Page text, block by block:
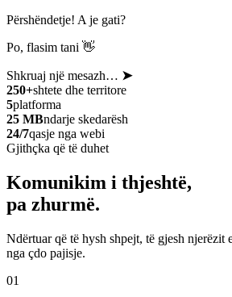
Përshëndetje! A je gati?
Po, flasim tani 👋
Shkruaj një mesazh… ➤
250+shtete dhe territore
5platforma
25 MBndarje skedarësh
24/7qasje nga webi
Gjithçka që të duhet
Komunikim i thjeshtë,
pa zhurmë.
Ndërtuar që të hysh shpejt, të gjesh njerëzit
nga çdo pajisje.
01